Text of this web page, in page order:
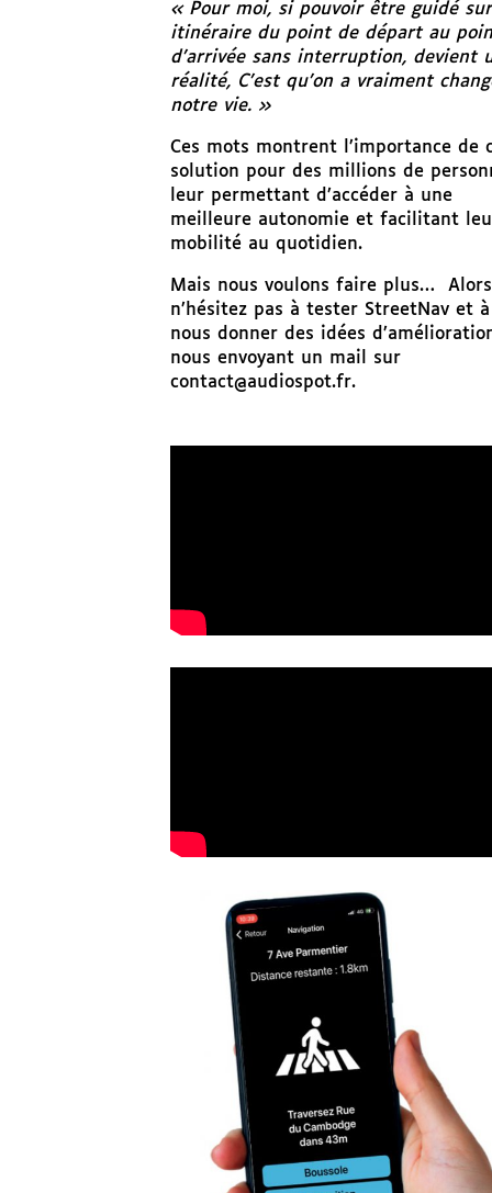
« Pour moi, si pouvoir être guidé
itinéraire du point de départ au
d’arrivée sans interruption, devient
réalité, C’est qu’on a vraiment
notre vie. »
Ces mots montrent l’importance de
solution pour des millions de
leur permettant d’accéder à une
meilleure autonomie et facilitant
mobilité au quotidien.
Mais nous voulons faire plus… Alors
n’hésitez pas à tester StreetNav et à
nous donner des idées
nous envoyant un mail sur
contact@audiospot.fr.